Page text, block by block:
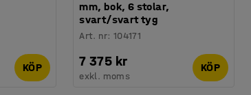
KÖP
mm, bok, 6 stolar,
svart/svart tyg
Art. nr: 104171
7 375 kr
exkl. moms
KÖP